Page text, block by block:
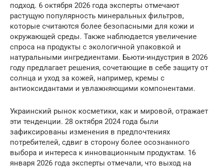
подход. 6 октября 2026 года эксперты отмечают
растущую популярность минеральных фильтров,
которые считаются более безопасными для кожи и
окружающей среды. Также наблюдается увеличение
спроса на продукты с экологичной упаковкой и
натуральными ингредиентами. Бьюти-индустрия в 2026
году предлагает решения, сочетающие в себе защиту от
солнца и уход за кожей, например, кремы с
антиоксидантами и увлажняющими компонентами.
Украинский рынок косметики, как и мировой, отражает
эти тенденции. 28 октября 2024 года были
зафиксированы изменения в предпочтениях
потребителей, сдвиг в сторону более осознанного
выбора и интереса к инновационным продуктам. 16
января 2026 года эксперты отмечали, что выход на